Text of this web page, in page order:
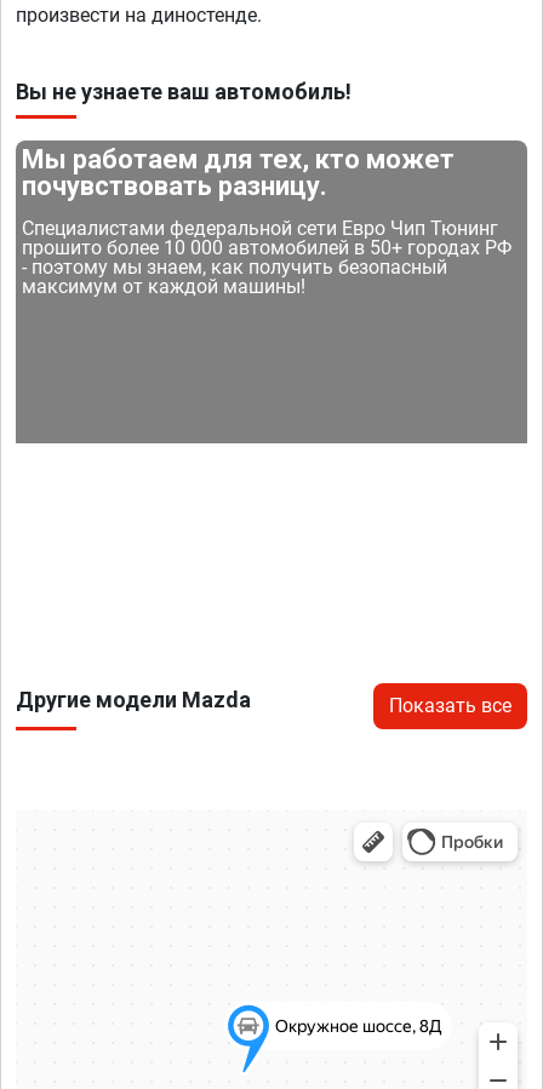
произвести на диностенде.
Вы не узнаете ваш автомобиль!
Мы работаем для тех, кто может
почувствовать разницу.
Специалистами федеральной сети Евро Чип Тюнинг
прошито более 10 000 автомобилей в 50+ городах РФ
- поэтому мы знаем, как получить безопасный
максимум от каждой машины!
Другие модели Mazda Показать все